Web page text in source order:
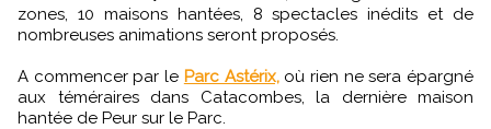
zones, 10 maisons hantées, 8 spectacles inédits et de
nombreuses animations seront proposés.
A commencer par le Parc Astérix,où rien ne sera épargné
aux téméraires dans Catacombes, la dernière maison
hantée de Peur sur le Parc.